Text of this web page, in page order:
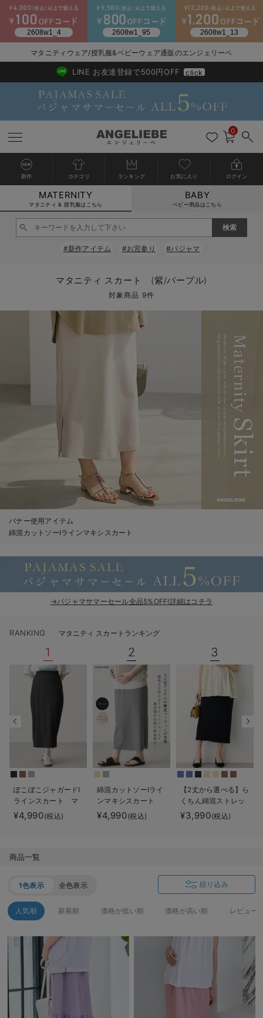
マタニティウェア全て
マタニティ ワンピース
マタニティ トップス
マタニティ アウター（コート）・ママコート
マタニティ 下着・インナー全て
授乳ブラ・マタニティブラ（マタニティインナー・産後用品）
マタニティ 授乳 キャミソール
産褥ショーツ
骨盤・マタニティベルト （妊娠中・産後）
マタニティ 腹巻き
授乳服全て
マタニティ フォーマル全て
マタニティ スーツ
マタニティ ドレス（結婚式・お呼ばれ）
マタニティ フォーマル パンツ・ボトムス
授乳用品全て
妊婦用 抱き枕・授乳クッション
マタニティレッグウェア全て
マタニティストッキング・タイツ
マタニティ ボディケア全て
アウトレット全て
【アウトレット】ワンピース
【アウトレット】パジャマ
【アウトレット】インナー
特集全て
コットン素材
快適機能ウェア特集 トップス
快適機能ウェア特集 ボトムス
快適機能ウェア特集 パジャマ
erbaviva（エルバビーバ）
ハレの日に着るANGELIEBEのセレモニー
買って正解！高評価レビューアイテム
冬に可愛いニットがお得！
親子コーデ｜ママとベビーにおすすめ！
便利な育児家電
Gift Selection 出産祝い
ロンパースはいつからいつまで使う？選ぶポイントも解説！
保育園・入園準備特集
ファルスカ
デロンギ
再入荷全て
再入荷｜インナー
戻る
送料無料アイテム全て
ワンピース
パジャマ
戻る
ブラキャミ おまとめ
MAX55%OFF ブラック
戻る
【37周年祭セール】
【37周年祭セール】
戻る
気温差別オススメア
【15℃】3月下旬～
戻る
動きやすく着回しで
戻る
強撚スムース(コスパ
戻る
マタニティウェア
【おまとめ割】パジ
戻る
こだわりの履き心地
カジュアル
戻る
ジャケット派
ツィード派
王道シンプル派
セットアップ派
戻る
出産準備応援割全て
マタニティパジャマ
戻る
【オフィスカジュア
戻る
レギンスタイプ
戻る
【フォーマル】ワン
戻る
【ベビー】長袖
戻る
ハンカチ
戻る
快適ウェア10%OFF
戻る
春のマタニティワン
セットアップ・ レイ
ワーク・オフィス
カジュアル
フォーマル / オケー
あったかアイテム｜
戻る
Gift Selection 出産
〜3,000円（税込）
女の子におススメの
男の子におススメの
定番ギフト
もらって嬉しいギフト
かわいくておもしろ
何枚あっても嬉しい
お部屋映えアイテム
戻る
冬の冷え対策インナ
薄くてあったか
レギンス・タイツ
カップ付きインナー
あったか度◎
裏起毛素材
戻る
入院準備の持ち物チ
入院してすぐ使うグ
戻る
冬のあったか特集全て
【冬のあったか特集
マタニティウェア/授乳服&ベビーウェア通販のエンジェリーベ
2026/NewArrival
送料495円(一部地域を除く) 7,700円以上で送料無料
LINE お友達登録で500円OFF click
0
新作 カテゴリ ランキング お気に入り ログイン
MATERNITY
マタニティ & 授乳服はこちら
BABY
ベビー用品はこちら
#新作アイテム #お宮参り #パジャマ
マタニティ スカート (紫/パープル)
対象商品 9件
バナー使用アイテム
綿混カットソーIラインマキシスカート
→パジャマサマーセール全品5%OFF!詳細はコチラ
RANKING マタニティ スカートランキング
1
ぽこぽこジャガードI
ラインスカート マ
タニティ・産後【産
後も長く着られる】
¥4,990(税込)
2
綿混カットソーIライ
ンマキシスカート
マタニティ・産後
【出産後も長く着ら
¥4,990(税込)
3
【2丈から選べる】ら
くちん綿混ストレッ
チリブナロースカー
ト マタニティ・産
¥3,990(税込)
商品一覧
1色表示 全色表示 絞り込み
人気順 新着順 価格が低い順 価格が高い順 レビュー
カートに入れる
閉じる